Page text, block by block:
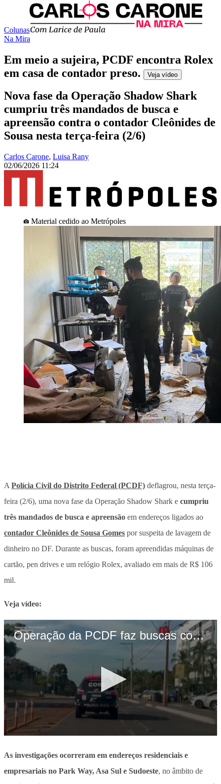
Colunas
Na Mira
Em meio a sujeira, PCDF encontra Rolex
em casa de contador preso. Veja vídeo
Nova fase da Operação Shadow Shark
cumpriu três mandados de busca e
apreensão contra o contador Cleônides de
Sousa nesta terça-feira (2/6)
Carlos Carone, Luisa Rany
02/06/2026 11:24
Material cedido ao Metrópoles
A Polícia Civil do Distrito Federal (PCDF) deflagrou, nesta terça-
feira (2/6), uma nova fase da Operação Shadow Shark e cumpriu
três mandados de busca e apreensão em endereços ligados ao
contador Cleônides de Sousa Gomes por suspeita de lavagem de
dinheiro no DF. Durante as buscas, foram apreendidas máquinas de
cartão, pen drives e um relógio Rolex, avaliado em mais de R$ 106
mil.
Veja vídeo:
As investigações ocorreram em endereços residenciais e
empresariais no Park Way, Asa Sul e Sudoeste, no âmbito de